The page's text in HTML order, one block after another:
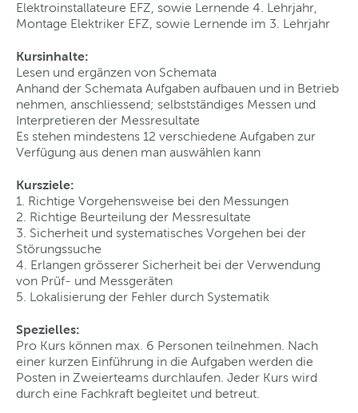
Elektroinstallateure EFZ, sowie Lernende 4. Lehrjahr,
Montage Elektriker EFZ, sowie Lernende im 3. Lehrjahr
Kursinhalte:
Lesen und ergänzen von Schemata
Anhand der Schemata Aufgaben aufbauen und in Betrieb
nehmen, anschliessend; selbstständiges Messen und
Interpretieren der Messresultate
Es stehen mindestens 12 verschiedene Aufgaben zur
Verfügung aus denen man auswählen kann
Kursziele:
1. Richtige Vorgehensweise bei den Messungen
2. Richtige Beurteilung der Messresultate
3. Sicherheit und systematisches Vorgehen bei der
Störungssuche
4. Erlangen grösserer Sicherheit bei der Verwendung
von Prüf- und Messgeräten
5. Lokalisierung der Fehler durch Systematik
Spezielles:
Pro Kurs können max. 6 Personen teilnehmen. Nach
einer kurzen Einführung in die Aufgaben werden die
Posten in Zweierteams durchlaufen. Jeder Kurs wird
durch eine Fachkraft begleitet und betreut.